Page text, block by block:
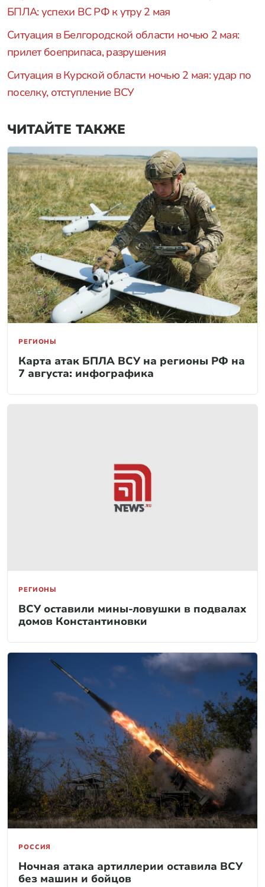
БПЛА: успехи ВС РФ к утру 2 мая
Ситуация в Белгородской области ночью 2 мая:
прилет боеприпаса, разрушения
Ситуация в Курской области ночью 2 мая: удар по
поселку, отступление ВСУ
ЧИТАЙТЕ ТАКЖЕ
РЕГИОНЫ
Карта атак БПЛА ВСУ на регионы РФ на
7 августа: инфографика
РЕГИОНЫ
ВСУ оставили мины-ловушки в подвалах
домов Константиновки
РОССИЯ
Ночная атака артиллерии оставила ВСУ
без машин и бойцов